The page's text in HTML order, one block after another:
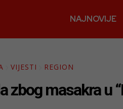
NAJNOVIJE
VIJESTI REGION
zbog masakra u